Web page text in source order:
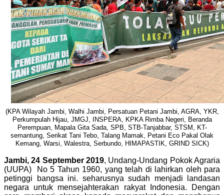
(KPA Wilayah Jambi, Walhi Jambi, Persatuan Petani Jambi, AGRA, YKR,
Perkumpulah Hijau, JMGJ, INSPERA, KPKA Rimba Negeri, Beranda
Perempuan, Mapala Gita Sada, SPB, STB-Tanjabbar, STSM, KT-
semantung, Serikat Tani Tebo, Talang Mamak, Petani Eco Pakal Olak
Kemang, Warsi, Walestra, Serbundo, HIMAPASTIK, GRIND SICK)
Jambi, 24 September 2019, Undang-Undang Pokok Agraria
(UUPA)
No 5 Tahun 1960, yang telah di lahirkan oleh para
petinggi bangsa ini. seharusnya sudah menjadi landasan
negara untuk mensejahterakan rakyat Indonesia. Dengan